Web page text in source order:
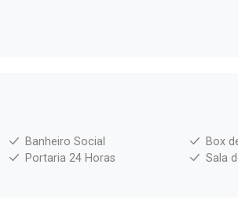
Banheiro Social
Box
Portaria 24 Horas Sala